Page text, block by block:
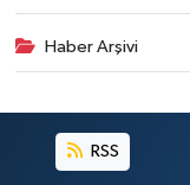
Haber Arşivi
RSS